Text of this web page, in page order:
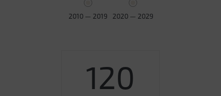
2010 — 2019 2020 — 2029
120